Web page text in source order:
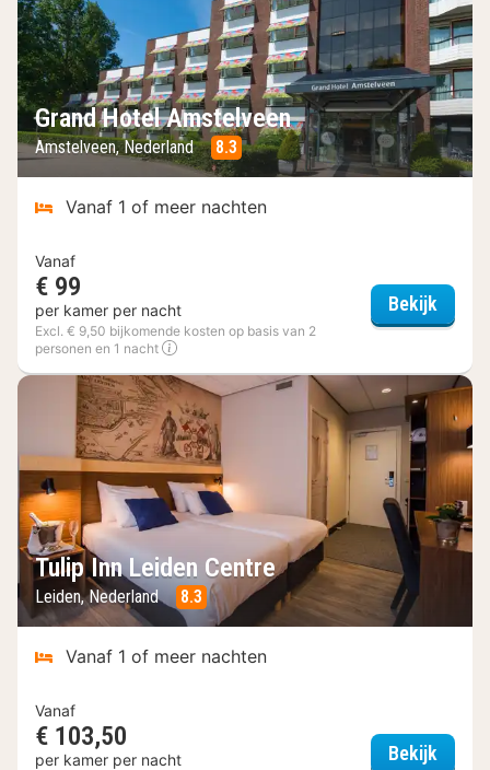
Grand Hotel Amstelveen
Amstelveen, Nederland 8.3
Vanaf 1 of meer nachten
Vanaf
€ 99
per kamer per nacht
Excl. € 9,50 bijkomende kosten op basis van 2
personen en 1 nacht
Bekijk
Tulip Inn Leiden Centre
Leiden, Nederland 8.3
Vanaf 1 of meer nachten
Vanaf
€ 103,50
per kamer per nacht Bekijk